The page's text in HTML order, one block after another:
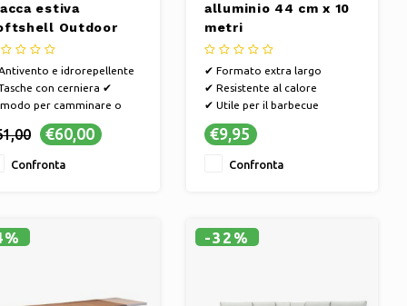
estiva
Outdoor
- Blu scuro
e idrorepellente
con cerniera ✔
per camminare o
in bicicletta sotto la
o il vento
€60,00
Confronta
alluminio 44 cm x 10
metri
✔ Formato extra largo
✔ Resistente al calore
✔ Utile per il barbecue
€9,95
Confronta
-32%